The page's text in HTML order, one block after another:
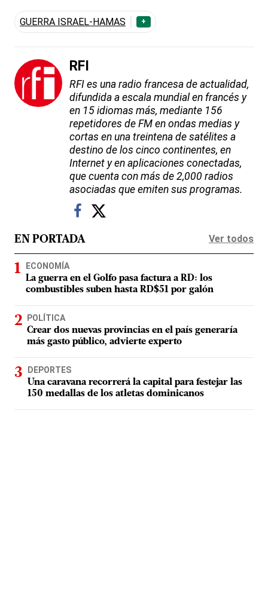
GUERRA ISRAEL-HAMAS +
RFI
RFI es una radio francesa de actualidad,
difundida a escala mundial en francés y
en 15 idiomas más, mediante 156
repetidores de FM en ondas medias y
cortas en una treintena de satélites a
destino de los cinco continentes, en
Internet y en aplicaciones conectadas,
que cuenta con más de 2,000 radios
asociadas que emiten sus programas.
EN PORTADA Ver todos
ECONOMÍA
La guerra en el Golfo pasa factura a RD: los
combustibles suben hasta RD$51 por galón
POLÍTICA
Crear dos nuevas provincias en el país generaría
más gasto público, advierte experto
DEPORTES
Una caravana recorrerá la capital para festejar las
150 medallas de los atletas dominicanos